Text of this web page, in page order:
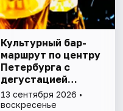
Культурный бар-
маршрут по центру
Петербурга с
дегустацией
питерских настоек
13 сентября 2026 •
воскресенье